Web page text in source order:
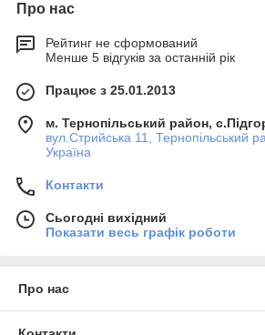
Про нас
Рейтинг не сформований
Менше 5 відгуків за останній рік
Працює з 25.01.2013
м. Тернопільський район,
вул.Стрийська 11, Тернопільський
Україна
Контакти
Сьогодні вихідний
Показати весь графік роботи
Про нас